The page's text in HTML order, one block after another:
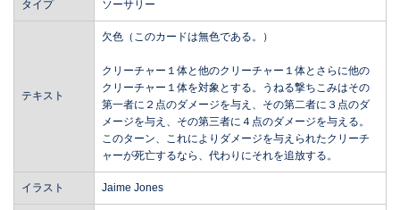
タイプ ソーサリー
テキスト
欠色（このカードは無色である。）
クリーチャー１体と他のクリーチャー１体とさらに他の
クリーチャー１体を対象とする。うねる撃ちこみはその
第一者に２点のダメージを与え、その第二者に３点のダ
メージを与え、その第三者に４点のダメージを与える。
このターン、これによりダメージを与えられたクリーチ
ャーが死亡するなら、代わりにそれを追放する。
イラスト Jaime Jones